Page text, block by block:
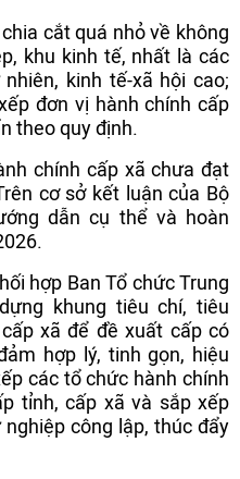
cắt quá nhỏ về không
khu kinh tế, nhất là các
kinh tế-xã hội cao;
đơn vị hành chính cấp
theo quy định.
chính cấp xã chưa đạt
cơ sở kết luận của Bộ
dẫn cụ thể và hoàn
hợp Ban Tổ chức Trung
khung tiêu chí, tiêu
xã để đề xuất cấp có
hợp lý, tinh gọn, hiệu
các tổ chức hành chính
tỉnh, cấp xã và sắp xếp
công lập, thúc đẩy